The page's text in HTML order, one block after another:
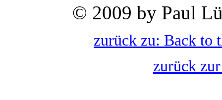
© 2009 by Paul
zurück zu: Back to
zurück